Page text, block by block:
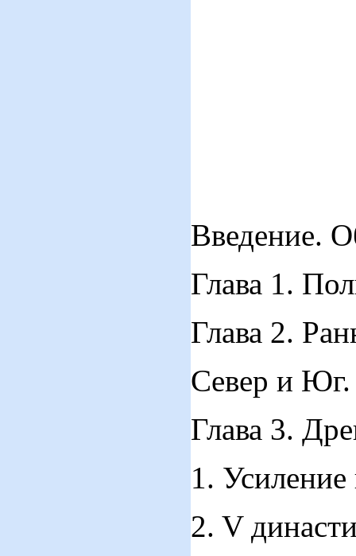
Введение.
Глава 1.
Глава 2.
Север и Юг.
Глава 3.
1.
2. V